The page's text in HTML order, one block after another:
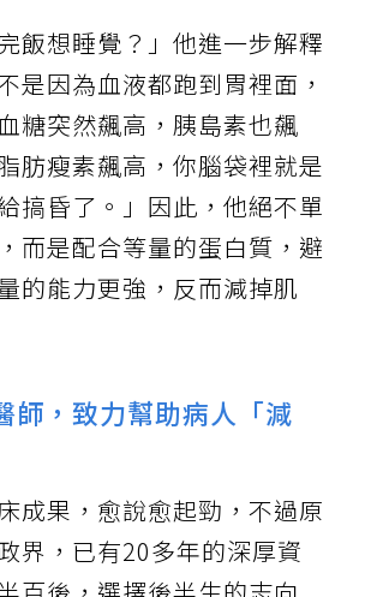
飯想睡覺？」他進一步解釋
是因為血液都跑到胃裡面，
糖突然飆高，胰島素也飆
肪瘦素飆高，你腦袋裡就是
搞昏了。」因此，他絕不單
而是配合等量的蛋白質，避
的能力更強，反而減掉肌
師，致力幫助病人「減
成果，愈說愈起勁，不過原
界，已有20多年的深厚資